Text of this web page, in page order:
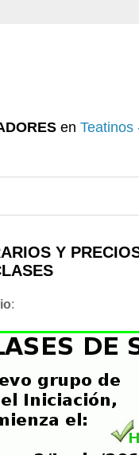
en Teatinos
Y
: